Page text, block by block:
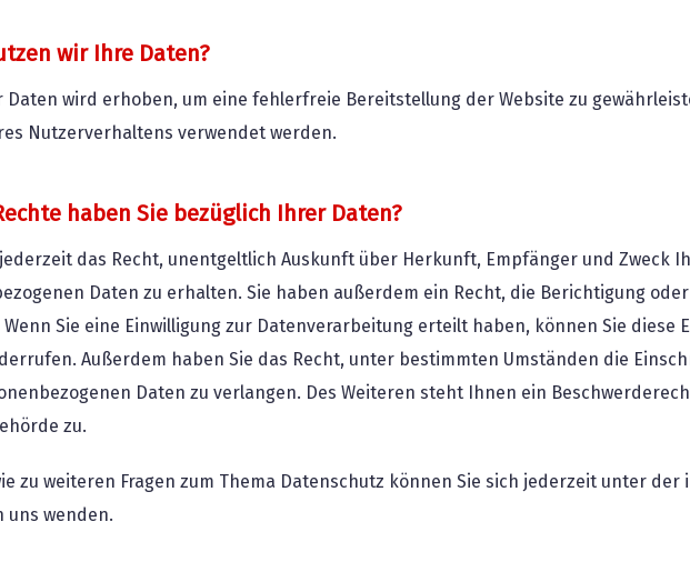
wir Ihre Daten?
Daten wird erhoben, um eine fehlerfreie Bereitstellung der Website zu
Nutzerverhaltens verwendet werden.
haben Sie bezüglich Ihrer Daten?
das Recht, unentgeltlich Auskunft über Herkunft, Empfänger und Zweck
Daten zu erhalten. Sie haben außerdem ein Recht, die Berichtigung
Sie eine Einwilligung zur Datenverarbeitung erteilt haben, können Sie diese
Außerdem haben Sie das Recht, unter bestimmten Umständen die
Daten zu verlangen. Des Weiteren steht Ihnen ein
zu.
zu weiteren Fragen zum Thema Datenschutz können Sie sich jederzeit unter
uns wenden.